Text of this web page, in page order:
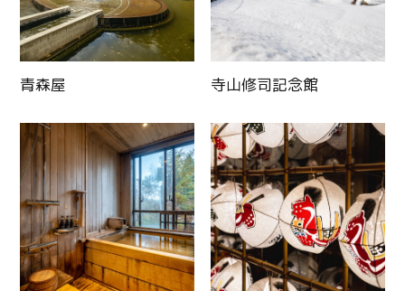
青森屋 寺山修司記念館